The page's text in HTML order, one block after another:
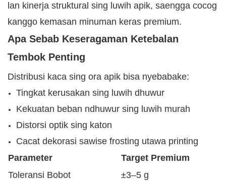
lan kinerja struktural sing luwih apik, saengga cocog
kanggo kemasan minuman keras premium.
Apa Sebab Keseragaman Ketebalan
Tembok Penting
Distribusi kaca sing ora apik bisa nyebabake:
Tingkat kerusakan sing luwih dhuwur
Kekuatan beban ndhuwur sing luwih murah
Distorsi optik sing katon
Cacat dekorasi sawise frosting utawa printing
Parameter
Target Premium
Toleransi Bobot
±3–5 g